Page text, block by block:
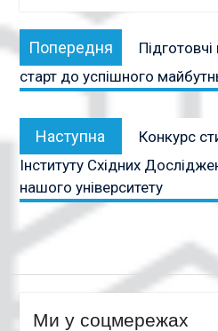
Навігація
записів
Попередня
публікація:
старт до успішного
Наступна
публікація:
Конкурс
Інституту Східних
нашого університету
Ми у соцмережах